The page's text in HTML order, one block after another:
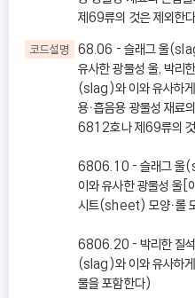
제69류의 것은 제외한
코드설명
68.06 - 슬래그 울
유사한 광물성 울, 박리
(slag)와 이와 유사하게
용ㆍ흡음용 광물성 재
6812호나 제69류의
6806.10 - 슬래그 울
이와 유사한 광물성 울[
시트(sheet) 모양ㆍ롤
6806.20 - 박리한 질석
(slag)와 이와 유사하
물을 포함한다)